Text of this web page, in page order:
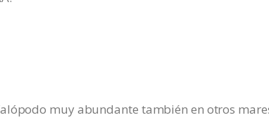
muy abundante también en otros